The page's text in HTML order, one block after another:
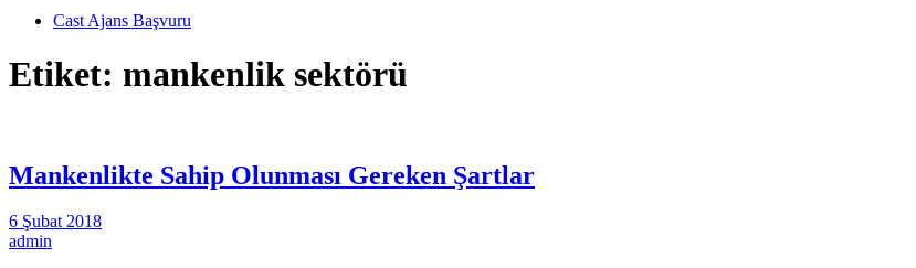
Cast Ajans Başvuru
Etiket: mankenlik sektörü
Mankenlikte Sahip Olunması Gereken Şartlar
6 Şubat 2018
admin